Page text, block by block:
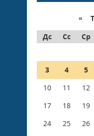
«
Дс
Сс Ср
3
4 5
10
11 12
17
18 19
24
25 26